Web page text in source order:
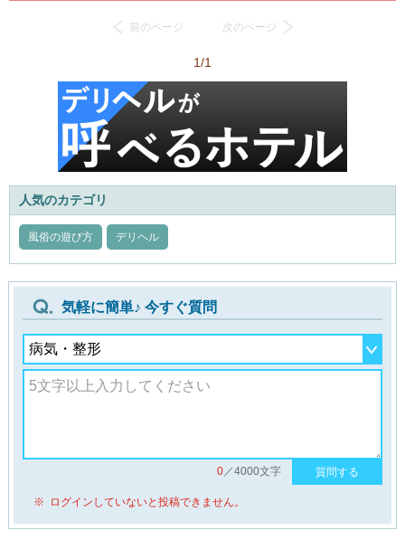
前のページ 次のページ
1/1
人気のカテゴリ
風俗の遊び方 デリヘル
気軽に簡単♪ 今すぐ質問
0／4000文字 質問する
※ ログインしていないと投稿できません。